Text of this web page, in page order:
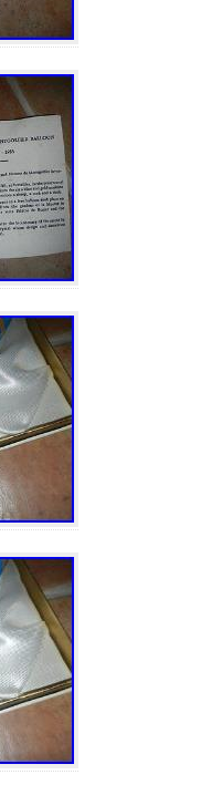
BELMESNIL.
nos ouvrages
précis, de la
thématique en
de vous
attendu
FRAIS et
réels de La
droits de
Nous ne
ou erreurs
plusieurs
PAPIERS
Saint-
vente depuis le
la catégorie
noms
et
peut être